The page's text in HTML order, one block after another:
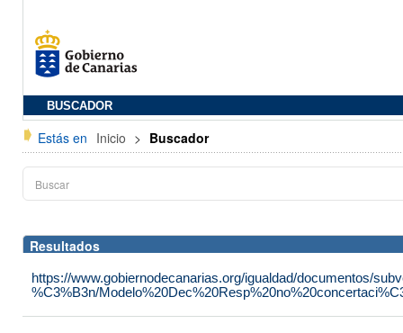
BUSCADOR
Estás en Inicio > Buscador
Resultados
https://www.gobiernodecanarias.org/igualdad/documentos/
%C3%B3n/